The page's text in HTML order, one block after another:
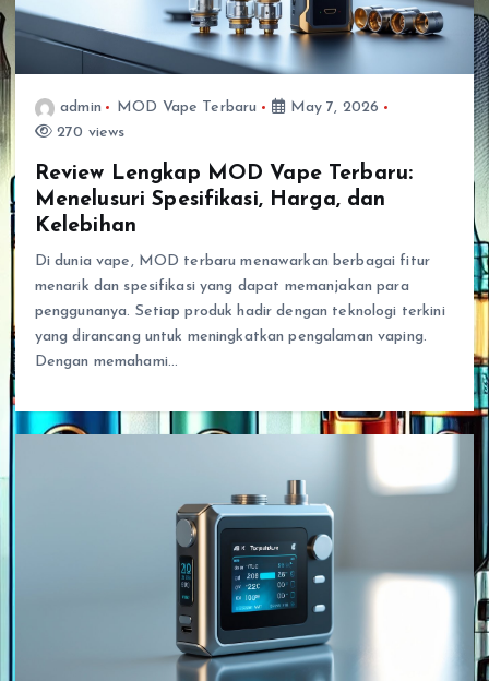
admin MOD Vape Terbaru
May 7, 2026
270 views
Review Lengkap MOD Vape Terbaru:
Menelusuri Spesifikasi, Harga, dan
Kelebihan
Di dunia vape, MOD terbaru menawarkan berbagai fitur
menarik dan spesifikasi yang dapat memanjakan para
penggunanya. Setiap produk hadir dengan teknologi terkini
yang dirancang untuk meningkatkan pengalaman vaping.
Dengan memahami…